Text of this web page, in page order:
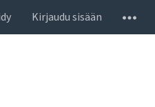
Kirjaudu sisään